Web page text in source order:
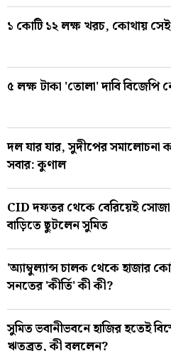
১ কোটি ১২ লক্ষ খরচ, কোথায় সেই
৫ লক্ষ টাকা 'তোলা' দাবি বিজেপি
দল যার যার, সুদীপের
সবার: কুণাল
CID দফতর থেকে বেরিয়েই
বাড়িতে ছুটলেন সুমিত
'অ্যাম্বুল্যান্স চালক থেকে হাজার
সনতের 'কীর্তি' কী কী?
সুমিত ভবানীভবনে হাজির হতেই
ঋতব্রত, কী বললেন?